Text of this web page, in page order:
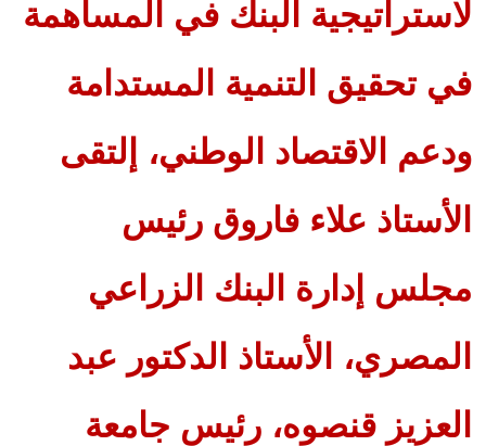
لاستراتيجية البنك في المساهمة
في تحقيق التنمية المستدامة
ودعم الاقتصاد الوطني، إلتقى
الأستاذ علاء فاروق رئيس
مجلس إدارة البنك الزراعي
المصري، الأستاذ الدكتور عبد
العزيز قنصوه، رئيس جامعة